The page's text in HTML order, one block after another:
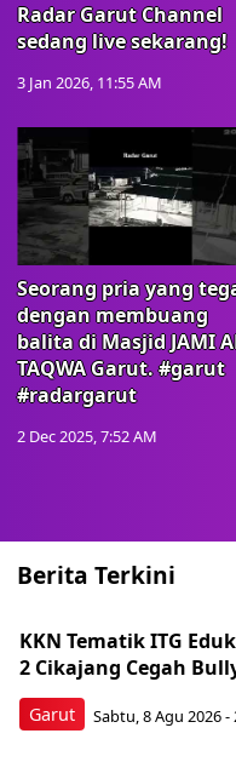
Radar Garut Channel
sedang live sekarang!
3 Jan 2026, 11:55 AM
Seorang pria yang
dengan membuang
balita di Masjid JAMI
TAQWA Garut. #garut
#radargarut
2 Dec 2025, 7:52 AM
Berita Terkini
Garut
KKN Tematik ITG
2 Cikajang Cegah
Sabtu, 8 Agu 2026 -